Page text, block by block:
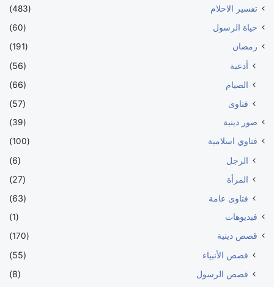
تفسير الاحلام
(483)
حياة الرسول
(60)
رمضان
(191)
أدعية
(56)
الصيام
(66)
فتاوى
(57)
صور دينية
(39)
فتاوي اسلامية
(100)
الرجل
(6)
المرأة
(27)
فتاوى عامة
(63)
فيديوهات
(1)
قصص دينية
(170)
قصص الأنبياء
(55)
قصص الرسول
(8)